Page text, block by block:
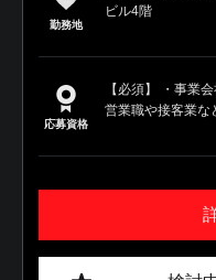
勤務地
ビル4階
応募資格
【必須】 ・事業
営業職や接客業な